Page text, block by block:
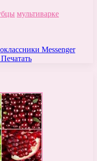
мультиварке
Messenger
Печатать